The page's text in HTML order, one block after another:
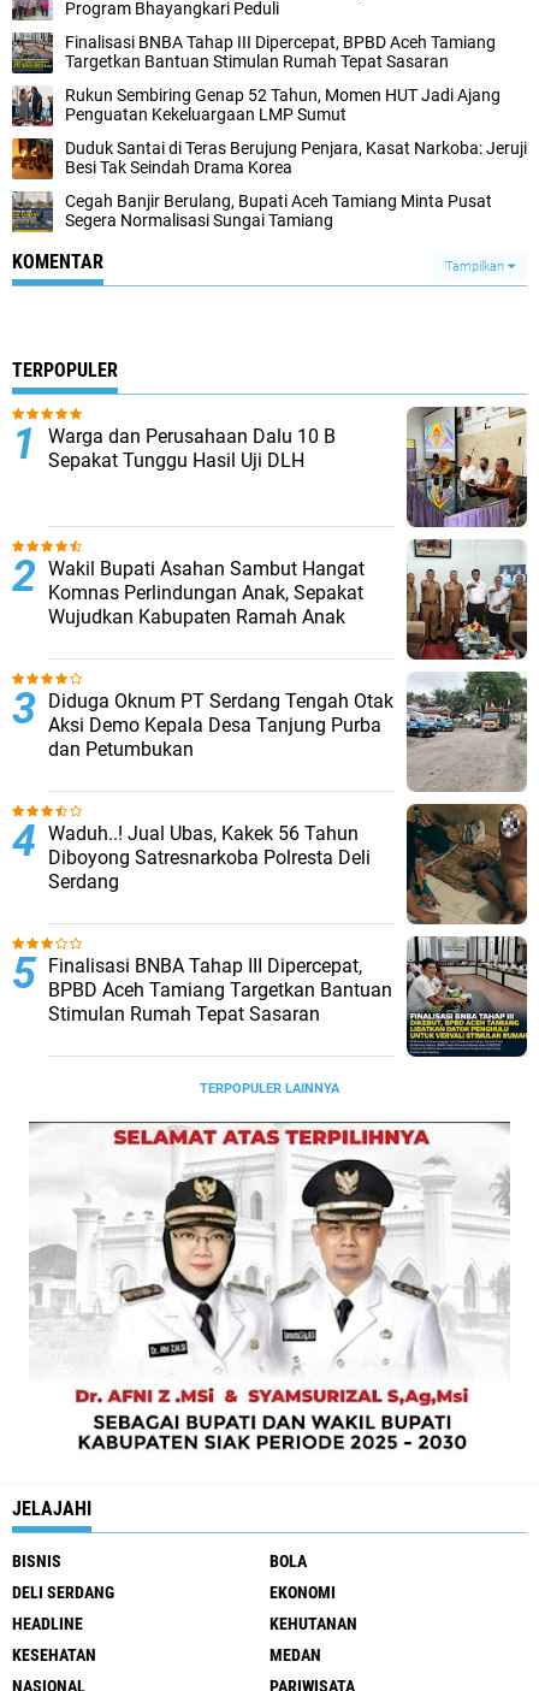
Program Bhayangkari Peduli
Finalisasi BNBA Tahap III Dipercepat, BPBD Aceh Tamiang
Targetkan Bantuan Stimulan Rumah Tepat Sasaran
Rukun Sembiring Genap 52 Tahun, Momen HUT Jadi Ajang
Penguatan Kekeluargaan LMP Sumut
Duduk Santai di Teras Berujung Penjara, Kasat Narkoba: Jeruji
Besi Tak Seindah Drama Korea
Cegah Banjir Berulang, Bupati Aceh Tamiang Minta Pusat
Segera Normalisasi Sungai Tamiang
KOMENTAR Tampilkan
TERPOPULER
Warga dan Perusahaan Dalu 10 B
Sepakat Tunggu Hasil Uji DLH
Wakil Bupati Asahan Sambut Hangat
Komnas Perlindungan Anak, Sepakat
Wujudkan Kabupaten Ramah Anak
Diduga Oknum PT Serdang Tengah Otak
Aksi Demo Kepala Desa Tanjung Purba
dan Petumbukan
Waduh..! Jual Ubas, Kakek 56 Tahun
Diboyong Satresnarkoba Polresta Deli
Serdang
Finalisasi BNBA Tahap III Dipercepat,
BPBD Aceh Tamiang Targetkan Bantuan
Stimulan Rumah Tepat Sasaran
TERPOPULER LAINNYA
JELAJAHI
BISNIS
BOLA
DELI SERDANG
EKONOMI
HEADLINE
KEHUTANAN
KESEHATAN
MEDAN
NASIONAL
PARIWISATA